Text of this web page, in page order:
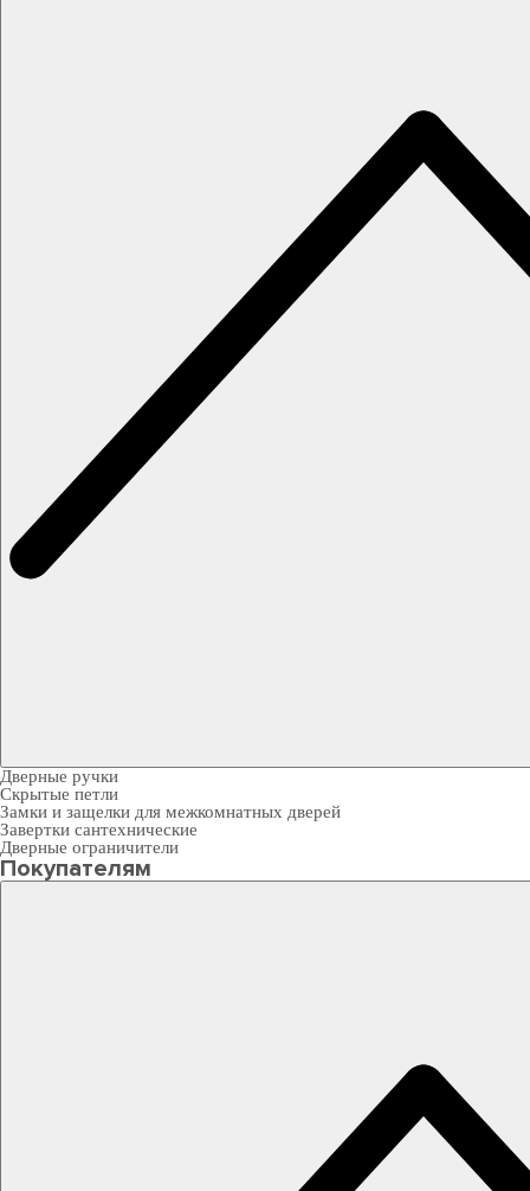
Дверные ручки
Скрытые петли
Замки и защелки для межкомнатных дверей
Завертки сантехнические
Дверные ограничители
Покупателям